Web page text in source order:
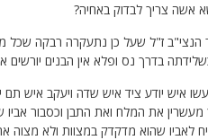
אשה צריך לבדוק באחיה?
הנצי"ב ז"ל שעל כן נתעקרה רבקה
בדרך נס ופלא אין הבנים יורשים
עשו איש יודע ציד איש שדה ויעקב איש
מעשרין את המלח ואת התבן וכסבור
לאביו שהוא מדקדק במצוות ולא